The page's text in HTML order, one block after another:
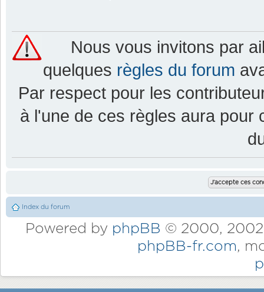
Nous vous invitons par
quelques règles du forum
Par respect pour les
à l'une de ces règles aura pour
Index du forum
Powered by phpBB © 2000,
phpBB-fr.com,